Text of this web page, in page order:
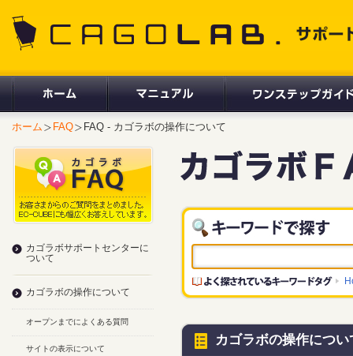
ホーム FAQ FAQ - カゴラボの操作について
カゴラボの操作につい
カゴラボサポートセンターに
ついて
カゴラボの操作について
オープンまでによくある質問
サイトの表示について